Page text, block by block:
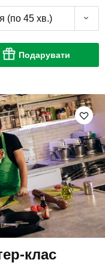
(по 45 хв.)
Подарувати
клас